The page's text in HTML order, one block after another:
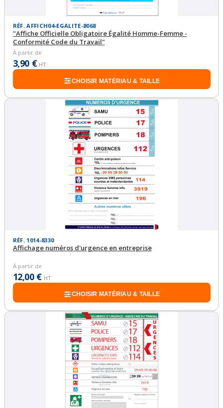
RÉF. AFFICH04-EGALITE-8068
"Affiche Officielle Obligatoire Égalité Homme-Femme -
Conformité Code du Travail"
À partir de
3,90 € HT
CHOISIR MATÉRIAU & TAILLE
RÉF. 1014-8330
Affichage numéros d'urgence en entreprise
À partir de
12,00 € HT
CHOISIR MATÉRIAU & TAILLE